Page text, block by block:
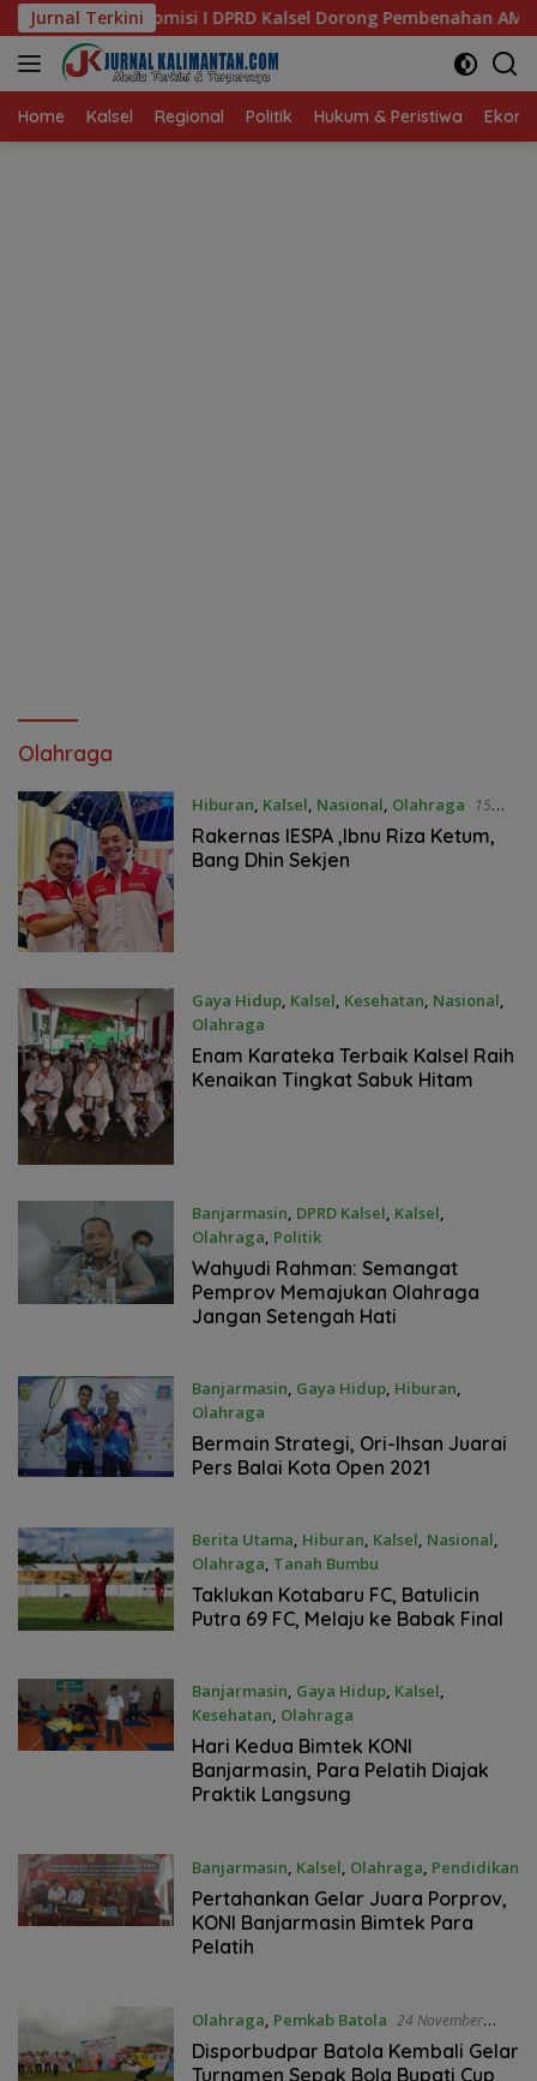
Langsung
ke
konten
Jurnal Terkini
Kalsel Dorong Pembenahan AMKS Hasanuddin
Home Kalsel Regional Politik Hukum & Peristiwa
Olahraga
Hiburan, Kalsel, Nasional, Olahraga
15
Desember 2021
Rakernas IESPA ,Ibnu Riza Ketum,
Bang Dhin Sekjen
Gaya Hidup, Kalsel, Kesehatan, Nasional,
Olahraga
12 Desember 2021
Enam Karateka Terbaik Kalsel Raih
Kenaikan Tingkat Sabuk Hitam
Banjarmasin, DPRD Kalsel, Kalsel,
Olahraga, Politik
11 Desember 2021
Wahyudi Rahman: Semangat
Pemprov Memajukan Olahraga
Jangan Setengah Hati
Banjarmasin, Gaya Hidup, Hiburan,
Olahraga
4 Desember 2021
Bermain Strategi, Ori-Ihsan Juarai
Pers Balai Kota Open 2021
Berita Utama, Hiburan, Kalsel, Nasional,
Olahraga, Tanah Bumbu
2 Desember 2021
Taklukan Kotabaru FC, Batulicin
Putra 69 FC, Melaju ke Babak Final
Banjarmasin, Gaya Hidup, Kalsel,
Kesehatan, Olahraga
1 Desember 2021
Hari Kedua Bimtek KONI
Banjarmasin, Para Pelatih Diajak
Praktik Langsung
Banjarmasin, Kalsel, Olahraga, Pendidikan
30 November 2021
Pertahankan Gelar Juara Porprov,
KONI Banjarmasin Bimtek Para
Pelatih
Olahraga, Pemkab Batola 24 November
2021
Disporbudpar Batola Kembali Gelar
Turnamen Sepak Bola Bupati Cup